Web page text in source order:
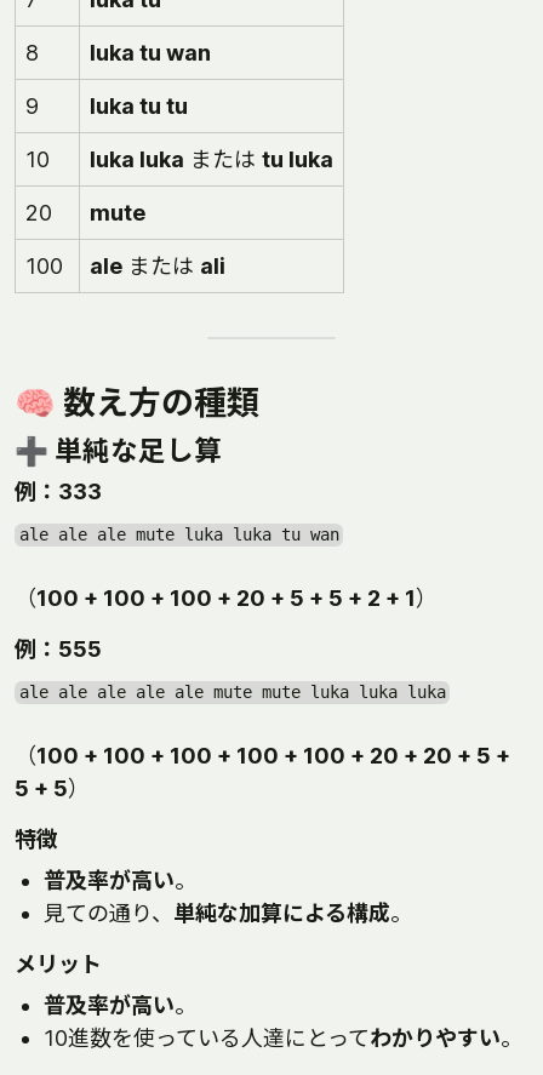
8 luka tu wan
9 luka tu tu
10 luka luka または tu luka
20 mute
100 ale または ali
🧠 数え方の種類
➕ 単純な足し算
例：333
ale ale ale mute luka luka tu wan
（100 + 100 + 100 + 20 + 5 + 5 + 2 + 1）
例：555
ale ale ale ale ale mute mute luka luka luka
（100 + 100 + 100 + 100 + 100 + 20 + 20 + 5 +
5 + 5）
特徴
普及率が高い。
見ての通り、 単純な加算による構成。
メリット
普及率が高い。
10進数を使っている人達にとってわかりやすい。